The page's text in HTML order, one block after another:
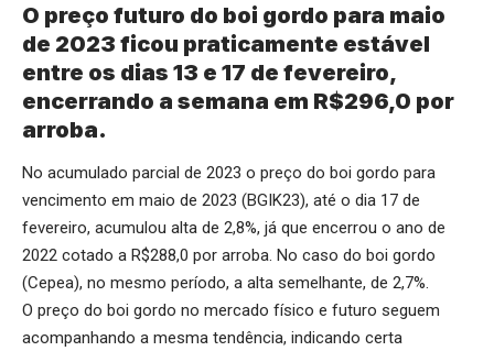
O preço futuro do boi gordo para maio
de 2023 ficou praticamente estável
entre os dias 13 e 17 de fevereiro,
encerrando a semana em R$296,0 por
arroba.
No acumulado parcial de 2023 o preço do boi gordo para
vencimento em maio de 2023 (BGIK23), até o dia 17 de
fevereiro, acumulou alta de 2,8%, já que encerrou o ano de
2022 cotado a R$288,0 por arroba. No caso do boi gordo
(Cepea), no mesmo período, a alta semelhante, de 2,7%.
O preço do boi gordo no mercado físico e futuro seguem
acompanhando a mesma tendência, indicando certa